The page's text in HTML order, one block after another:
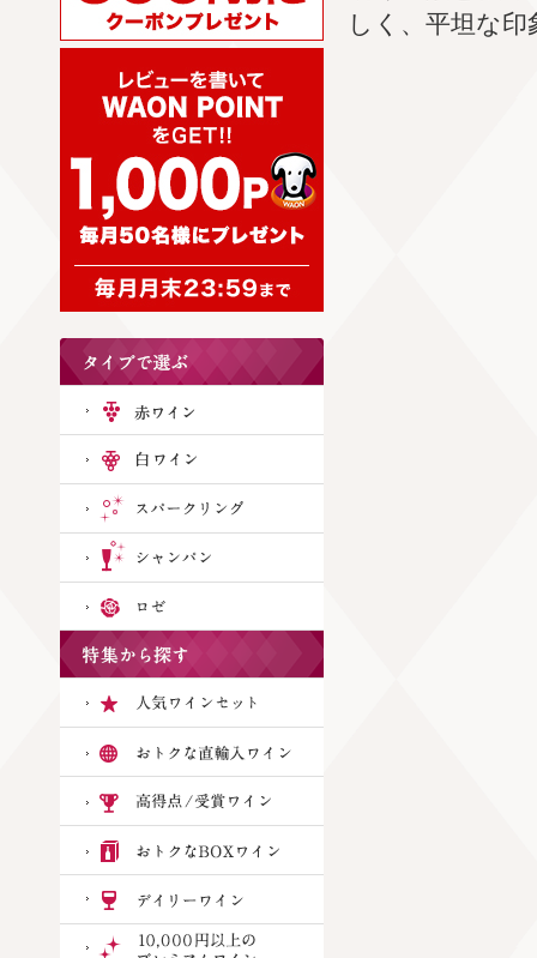
しく、平坦な